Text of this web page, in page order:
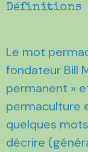
Définitions
Le mot
fondateur Bill
permanent »
permaculture
quelques
décrire